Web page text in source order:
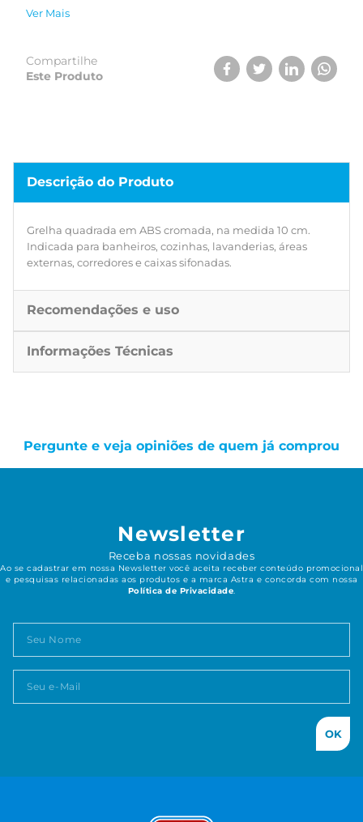
Ver Mais
Compartilhe
Este Produto
Descrição do Produto
Grelha quadrada em ABS cromada, na medida 10 cm.
Indicada para banheiros, cozinhas, lavanderias, áreas
externas, corredores e caixas sifonadas.
Recomendações e uso
Informações Técnicas
Pergunte e veja opiniões de quem já comprou
Newsletter
Receba nossas novidades
Ao se cadastrar em nossa Newsletter você aceita receber conteúdo promocional
e pesquisas relacionadas aos produtos e a marca Astra e concorda com nossa
Política de Privacidade
OK